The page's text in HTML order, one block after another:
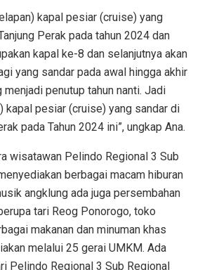
kapal pesiar (cruise) yang
Perak pada tahun 2024 dan
kapal ke-8 dan selanjutnya akan
yang sandar pada awal hingga akhir
penutup tahun nanti. Jadi
kapal pesiar (cruise) yang sandar di
pada Tahun 2024 ini”, ungkap Ana.
wisatawan Pelindo Regional 3 Sub
berbagai macam hiburan
angklung ada juga persembahan
tari Reog Ponorogo, toko
makanan dan minuman khas
melalui 25 gerai UMKM. Ada
Pelindo Regional 3 Sub Regional